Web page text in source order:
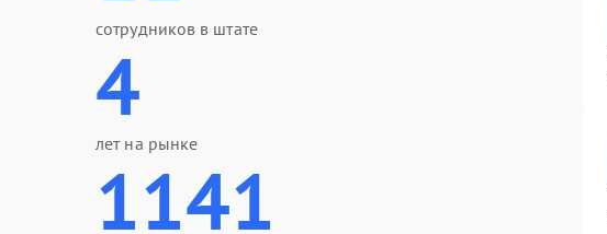
сотрудников в штате
4
лет на рынке
1141